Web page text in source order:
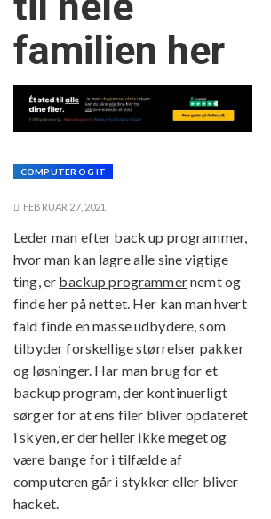
familien her
COMPUTER OG IT
FEBRUAR 27, 2021
Leder man efter back up programmer,
hvor man kan lagre alle sine vigtige
ting, er backup programmernemt og
finde her på nettet. Her kan man hvert
fald finde en masse udbydere, som
tilbyder forskellige størrelser pakker
og løsninger. Har man brug for et
backup program, der kontinuerligt
sørger for at ens filer bliver opdateret
i skyen, er der heller ikke meget og
være bange for i tilfælde af
computeren går i stykker eller bliver
hacket.